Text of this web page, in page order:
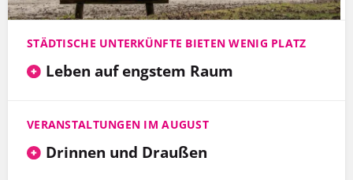
STÄDTISCHE UNTERKÜNFTE BIETEN WENIG PLATZ
Leben auf engstem Raum
VERANSTALTUNGEN IM AUGUST
Drinnen und Draußen